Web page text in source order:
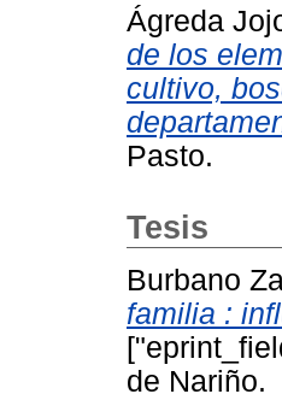
Ágreda
de los
cultivo,
Pasto.
Tesis
Burbano
familia :
de Nariño.